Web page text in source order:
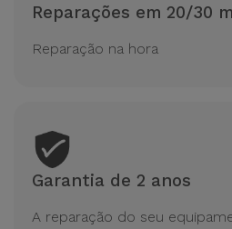
Reparações em 20/30
Reparação na hora
Garantia de 2 anos
A reparação do seu